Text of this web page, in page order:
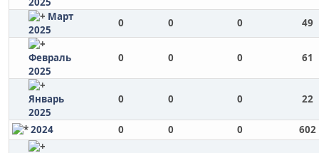
Март
2025
0 0 0 49
Февраль
2025
0 0 0 61
Январь
2025
0 0 0 22
2024 0 0 0 602